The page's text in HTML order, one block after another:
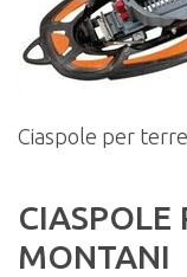
Ciaspole per
CIASPOLE
MONTANI